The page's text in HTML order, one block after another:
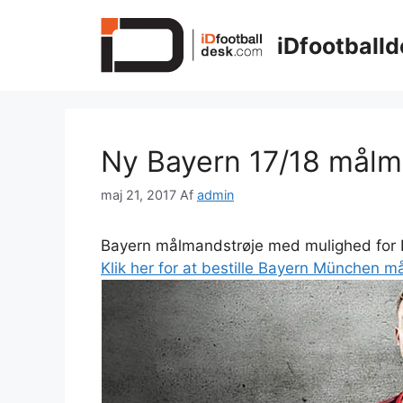
Ny Bayern 17/18
maj 21, 2017 Af admin
Bayern målmandstrøje med mulighed for
Klik her for at bestille Bayern München